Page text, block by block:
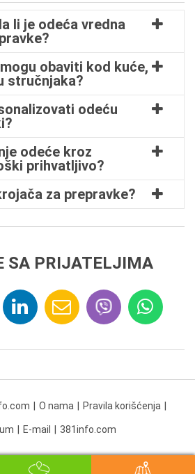
li je odeća vredna
obaviti kod kuće,
stručnjaka?
odeću
odeće kroz
prihvatljivo?
za prepravke?
SA PRIJATELJIMA
O nama Pravila korišćenja
E-mail 381info.com